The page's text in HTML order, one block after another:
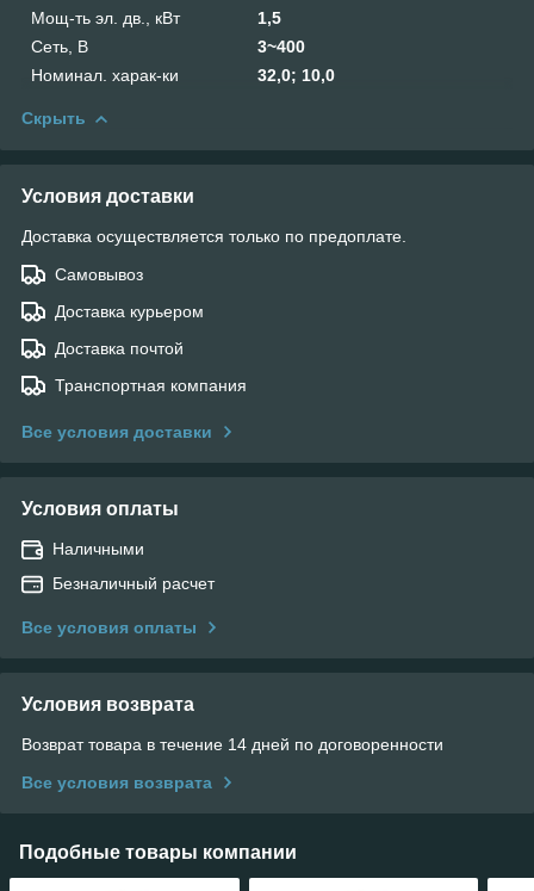
Мощ-ть эл. дв., кВт
1,5
Сеть, В
3~400
Номинал. харак-ки
32,0; 10,0
Скрыть
Условия доставки
Доставка осуществляется только по предоплате.
Самовывоз
Доставка курьером
Доставка почтой
Транспортная компания
Все условия доставки
Условия оплаты
Наличными
Безналичный расчет
Все условия оплаты
Условия возврата
Возврат товара в течение 14 дней по договоренности
Все условия возврата
Подобные товары компании